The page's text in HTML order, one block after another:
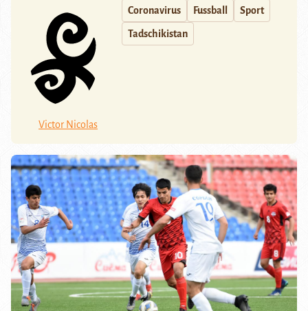
Victor Nicolas
Coronavirus Fussball Sport
Tadschikistan